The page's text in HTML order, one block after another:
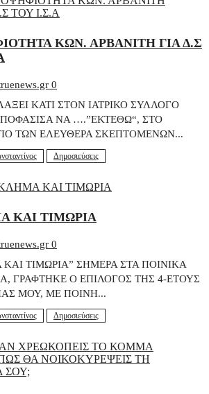
ΚΩΝ. ΑΡΒΑΝΙΤΗ ΓΙΑ Δ.Σ
0
ΚΑΤΙ ΣΤΟΝ ΙΑΤΡΙΚΟ ΣΥΛΛΟΓΟ
ΝΑ ….”ΕΚΤΕΘΩ“, ΣΤΟ
ΤΩΝ ΕΛΕΥΘΕΡΑ ΣΚΕΠΤΟΜΕΝΩΝ...
Δημοσιεύσεις
ΚΑΙ ΤΙΜΩΡΙΑ
0
ΤΙΜΩΡΙΑ” ΣΗΜΕΡΑ ΣΤΑ ΠΟΙΝΙΚΑ
ΓΡΑΦΤΗΚΕ Ο ΕΠΙΛΟΓΟΣ ΤΗΣ 4-ΕΤΟΥΣ
ΜΟΥ, ΜΕ ΠΟΙΝΗ...
Δημοσιεύσεις